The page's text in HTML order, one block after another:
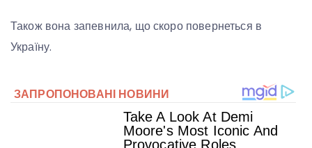
Також вона запевнила, що скоро повернеться в
Україну.